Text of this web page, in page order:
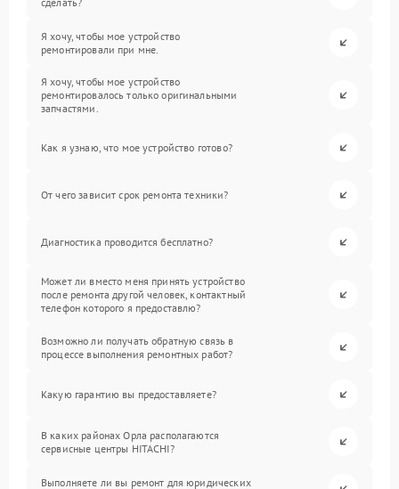
Я хочу, чтобы мое устройство
ремонтировали при мне.
Я хочу, чтобы мое устройство
ремонтировалось только оригинальными
запчастями.
Как я узнаю, что мое устройство готово?
От чего зависит срок ремонта техники?
Диагностика проводится бесплатно?
Может ли вместо меня принять устройство
после ремонта другой человек, контактный
телефон которого я предоставлю?
Возможно ли получать обратную связь в
процессе выполнения ремонтных работ?
Какую гарантию вы предоставляете?
В каких районах Орла располагаются
сервисные центры HITACHI?
Выполняете ли вы ремонт для юридических